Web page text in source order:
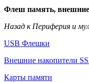
Флеш память,
Назад к Периферия и
USB Флешки
Внешние накопители
Карты памяти